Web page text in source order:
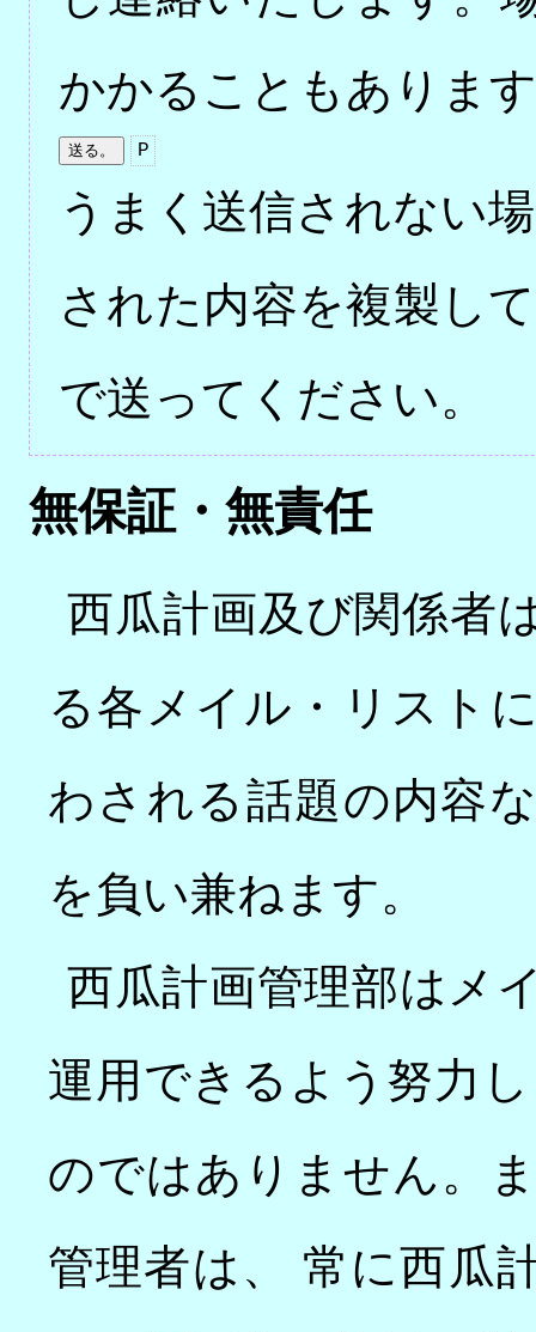
かかることもありま
P
うまく送信されない
された内容を複製し
で送ってください。
無保証・無責任
西瓜計画及び関係者
る各メイル・リスト
わされる話題の内容
を負い兼ねます。
西瓜計画管理部はメ
運用できるよう努力
のではありません。
管理者は、 常に西瓜